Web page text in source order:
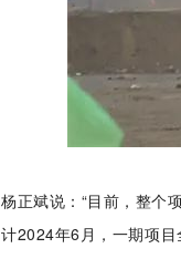
杨正斌说：“目前，整个
计2024年6月，一期项目